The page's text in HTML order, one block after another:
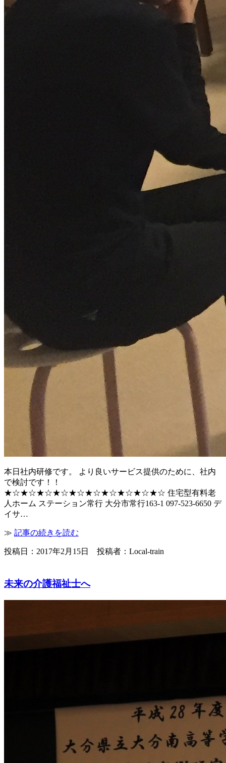
本日社内研修です。 より良いサービス提供のために、社内
で検討です！！
★☆★☆★☆★☆★☆★☆★☆★☆★☆★☆ 住宅型有料老
人ホーム ステーション常行 大分市常行163-1 097-523-6650 デ
イサ…
≫ 記事の続きを読む
投稿日：2017年2月15日 投稿者：Local-train
未来の介護福祉士へ